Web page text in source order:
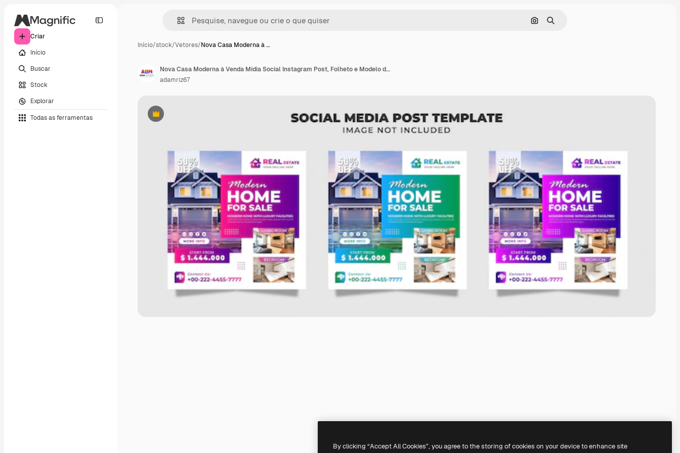
Criar
Início
Buscar
Stock
Explorar
Todas as ferramentas
Pesquisar por imagem
Buscar
Início/stock/Vetores/Nova Casa Moderna à …
Premium
Nova Casa Moderna à Venda Mídia Social Instagram Post, Folheto e Modelo de Banner
adamriz67
By clicking “Accept All Cookies”, you agree to the storing of cookies on your device to enhance site